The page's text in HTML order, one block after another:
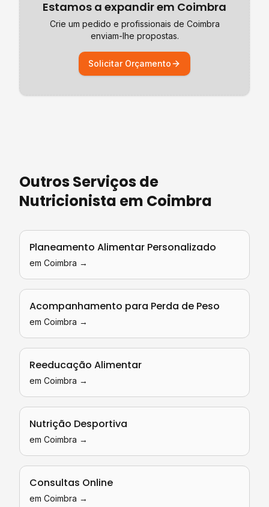
Estamos a expandir em Coimbra
Crie um pedido e profissionais de Coimbra
enviam-lhe propostas.
Solicitar Orçamento
Outros Serviços de
Nutricionista em Coimbra
Planeamento Alimentar Personalizado
em Coimbra →
Acompanhamento para Perda de Peso
em Coimbra →
Reeducação Alimentar
em Coimbra →
Nutrição Desportiva
em Coimbra →
Consultas Online
em Coimbra →